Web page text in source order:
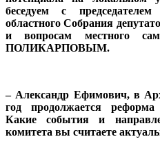
беседуем с председателем
областного Собрания
и вопросам местного
ПОЛИКАРПОВЫМ.
– Александр Ефимович, в
год продолжается реформа
Какие события и
комитета вы считаете